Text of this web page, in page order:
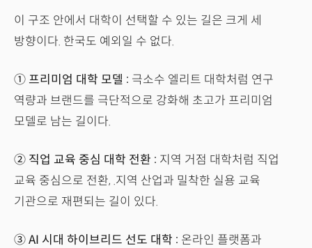
이 구조 안에서 대학이 선택할 수 있는 길은 크게 세
방향이다. 한국도 예외일 수 없다.
① 프리미엄 대학 모델 : 극소수 엘리트 대학처럼 연구
역량과 브랜드를 극단적으로 강화해 초고가 프리미엄
모델로 남는 길이다.
② 직업 교육 중심 대학 전환 : 지역 거점 대학처럼 직업
교육 중심으로 전환, .지역 산업과 밀착한 실용 교육
기관으로 재편되는 길이 있다.
③ AI 시대 하이브리드 선도 대학 : 온라인 플랫폼과